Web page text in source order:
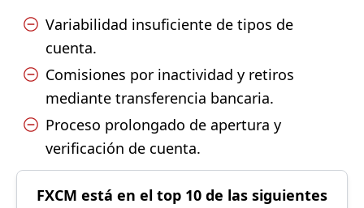
Variabilidad insuficiente de tipos de
cuenta.
Comisiones por inactividad y retiros
mediante transferencia bancaria.
Proceso prolongado de apertura y
verificación de cuenta.
FXCM está en el top 10 de las siguientes